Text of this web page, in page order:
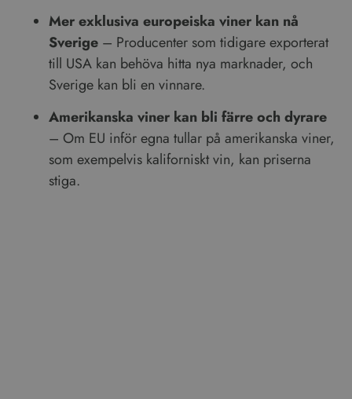
Mer exklusiva europeiska viner kan nå
Sverige – Producenter som tidigare exporterat
till USA kan behöva hitta nya marknader, och
Sverige kan bli en vinnare.
Amerikanska viner kan bli färre och dyrare
– Om EU inför egna tullar på amerikanska viner,
som exempelvis kaliforniskt vin, kan priserna
stiga.